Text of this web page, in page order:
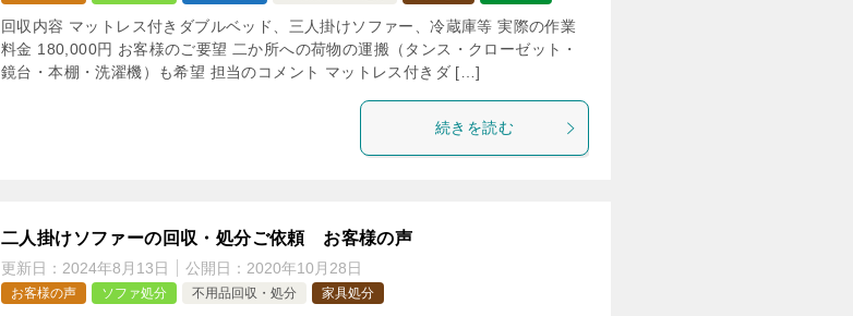
回収内容 マットレス付きダブルベッド、三人掛けソファー、冷蔵庫等 実際の作業
料金 180,000円 お客様のご要望 二か所への荷物の運搬（タンス・クローゼット・
鏡台・本棚・洗濯機）も希望 担当のコメント マットレス付きダ […]
続きを読む
二人掛けソファーの回収・処分ご依頼 お客様の声
更新日： 2024年8月13日 公開日： 2020年10月28日
お客様の声 ソファ処分 不用品回収・処分 家具処分